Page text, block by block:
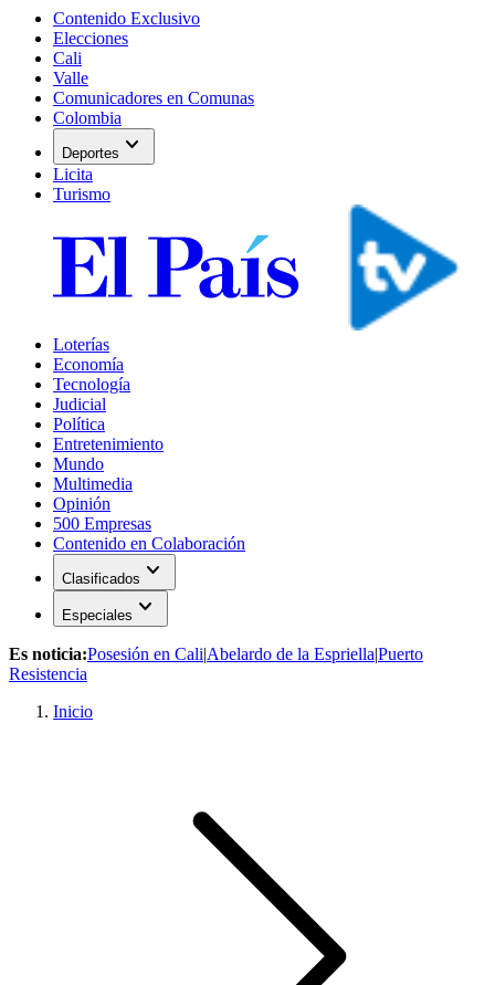
Contenido Exclusivo
Elecciones
Cali
Valle
Comunicadores en Comunas
Colombia
Deportes expand_more
Licita
Turismo
Loterías
Economía
Tecnología
Judicial
Política
Entretenimiento
Mundo
Multimedia
Opinión
500 Empresas
Contenido en Colaboración
Clasificados expand_more
Especiales expand_more
Es noticia:Posesión en Cali|Abelardo de la Espriella|Puerto
Resistencia
Inicio